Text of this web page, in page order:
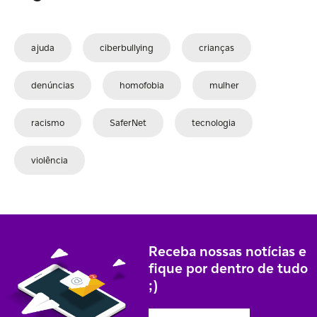
ajuda ciberbullying crianças
denúncias homofobia mulher
racismo SaferNet tecnologia
violência
Receba nossas notícias e
fique por dentro de tudo
;)